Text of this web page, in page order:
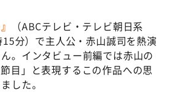
バラエティ！～ やすとものいたっ
プ
（ABCテレビ・テレビ朝日系
分）で主人公・赤山誠司を熱演
。インタビュー前編では赤山の
目」と表現するこの作品への思
した。